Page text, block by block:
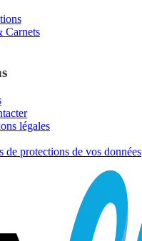
Carnets
légales
de protections de vos données